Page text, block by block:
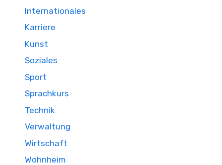
Internationales
Karriere
Kunst
Soziales
Sport
Sprachkurs
Technik
Verwaltung
Wirtschaft
Wohnheim